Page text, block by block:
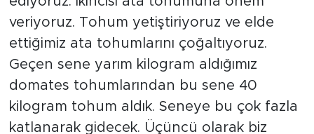
veriyoruz. Tohum yetiştiriyoruz ve elde
ettiğimiz ata tohumlarını çoğaltıyoruz.
Geçen sene yarım kilogram aldığımız
domates tohumlarından bu sene 40
kilogram tohum aldık. Seneye bu çok fazla
katlanarak gidecek. Üçüncü olarak biz